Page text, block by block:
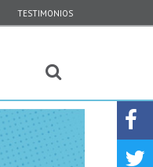
TESTIMONIOS